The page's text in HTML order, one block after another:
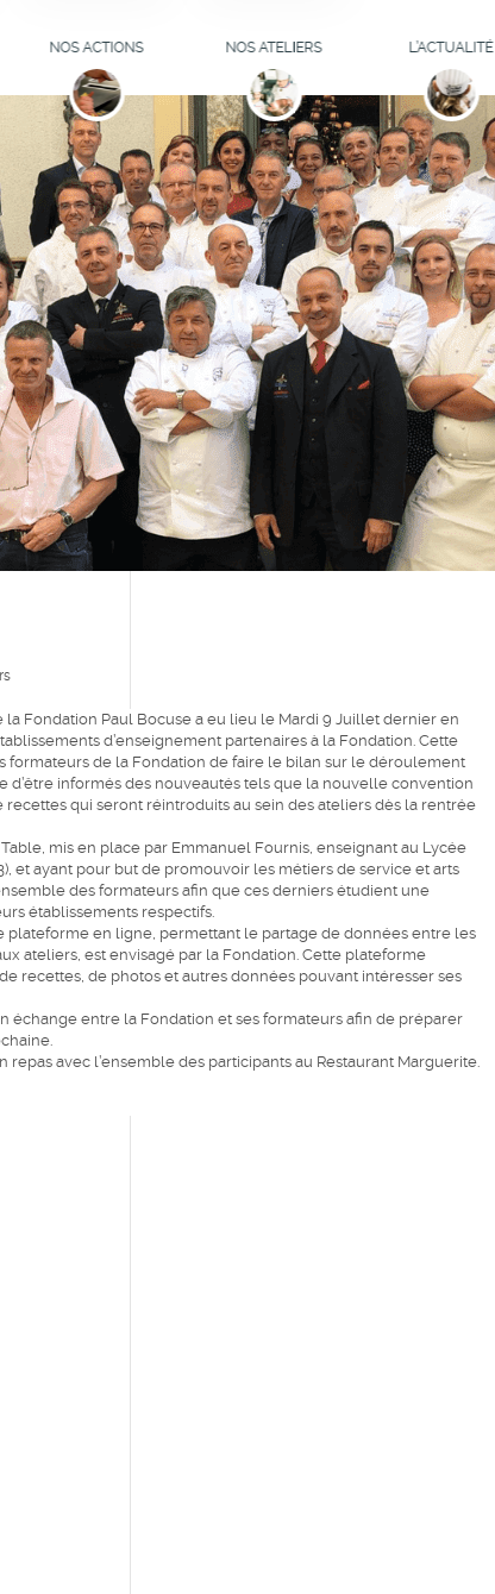
NOS ACTIONS
CULINAIRE
FORMATION
BOCUSE
HER'ITAGE
BOURSES D'ÉTUDE
DÉFIBRILLATEURS
LIFEAZ
JOURNÉES
PÉDAGOGIQUES
(RE)INSERTION
PROFESSIONNELLE
NOS ATELIERS
LISTE D'ATTENTE
DES ATELIERS
LA FONDATION
VOUS AIDE
LEURS AVIS
ATELIERS
CULINAIRES POUR
ENTREPRISES
L’ACTUALITÉ
la Fondation Paul Bocuse a eu lieu le Mardi 9 Juillet dernier en
d’enseignement partenaires à la Fondation. Cette
formateurs de la Fondation de faire le bilan sur le déroulement
d’être informés des nouveautés tels que la nouvelle convention
recettes qui seront réintroduits au sein des ateliers dès la rentrée
mis en place par Emmanuel Fournis, enseignant au Lycée
et ayant pour but de promouvoir les métiers de service et arts
des formateurs afin que ces derniers étudient une
établissements respectifs.
plateforme en ligne, permettant le partage de données entre les
ateliers, est envisagé par la Fondation. Cette plateforme
recettes, de photos et autres données pouvant intéresser ses
échange entre la Fondation et ses formateurs afin de préparer
repas avec l’ensemble des participants au Restaurant Marguerite.